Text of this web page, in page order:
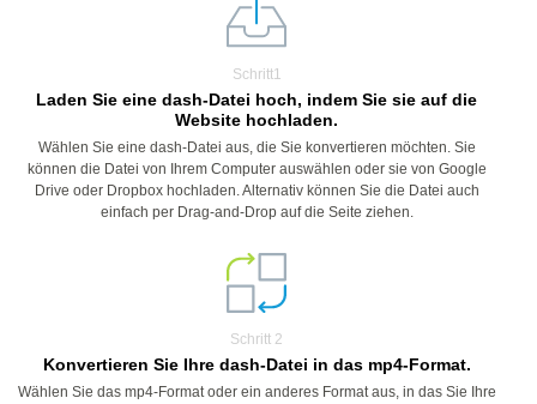
Schritt1
Laden Sie eine dash-Datei hoch, indem Sie sie auf die
Website hochladen.
Wählen Sie eine dash-Datei aus, die Sie konvertieren möchten. Sie
können die Datei von Ihrem Computer auswählen oder sie von Google
Drive oder Dropbox hochladen. Alternativ können Sie die Datei auch
einfach per Drag-and-Drop auf die Seite ziehen.
Schritt 2
Konvertieren Sie Ihre dash-Datei in das mp4-Format.
Wählen Sie das mp4-Format oder ein anderes Format aus, in das Sie Ihre